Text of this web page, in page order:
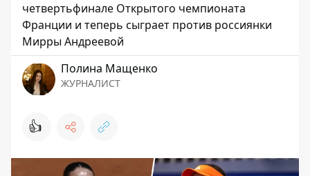
четвертьфинале Открытого чемпионата
Франции и теперь сыграет против россиянки
Мирры Андреевой
Полина Мащенко
ЖУРНАЛИСТ
👍